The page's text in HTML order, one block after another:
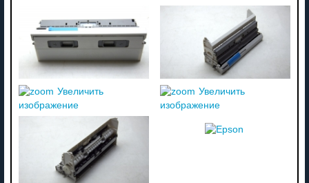
Увеличить
изображение
Увеличить
изображение